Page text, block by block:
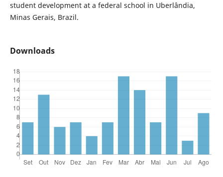
student development at a federal school in Uberlândia,
Minas Gerais, Brazil.
Downloads